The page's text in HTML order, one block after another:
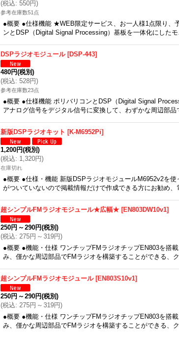
(税込: 550円)
参考在庫数51点
●概要 ●仕様機能 ★WEB限定サービス、お一人様1点限り、
ンとDSP（Digital Signal Processing）基板を一体化にした
DSPラジオモジュール [DSP-443]
480円(税別)
(税込: 528円)
参考在庫数23点
●概要 ●仕様機能 ポリバリコンとDSP（Digital Signal
アナログ信号をデジタル信号に変換して、わずかな周辺部
新版DSPラジオキット [K-M6952Pi]
1,200円(税別)
(税込: 1,320円)
在庫切れ
●概要 ●仕様・機能 新版DSPラジオモジュールM6952v2を
がついていないので掲載情報だけで作成できる方にお勧め
超シンプルFMラジオモジュール★広幅★ [EN803DW10v1]
250円 ～ 290円(税別)
(税込: 275円 ～ 319円)
●概要 ●機能・仕様 ワンチップFMラジオチップEN803を搭
み、僅かな周辺部品でFMラジオを構築することができる、
超シンプルFMラジオモジュール [EN803S10v1]
250円 ～ 290円(税別)
(税込: 275円 ～ 319円)
●概要 ●機能・仕様 ワンチップFMラジオチップEN803を搭
み、僅かな周辺部品でFMラジオを構築することができる、